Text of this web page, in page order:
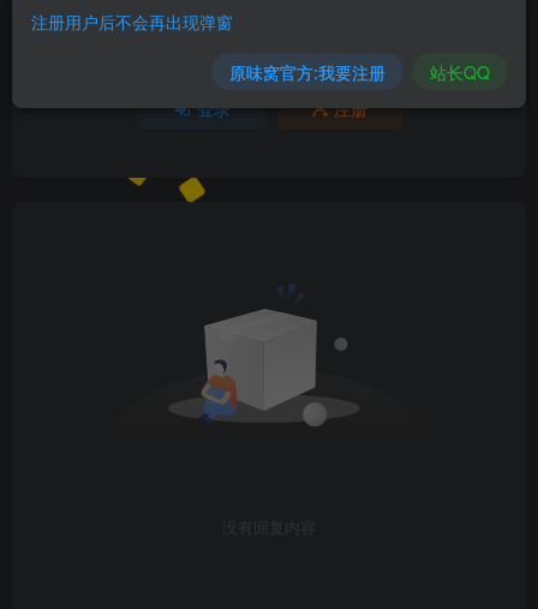
登录 注册
没有回复内容
注册用户后不会再出现弹窗
原味窝官方:我要注册 站长QQ